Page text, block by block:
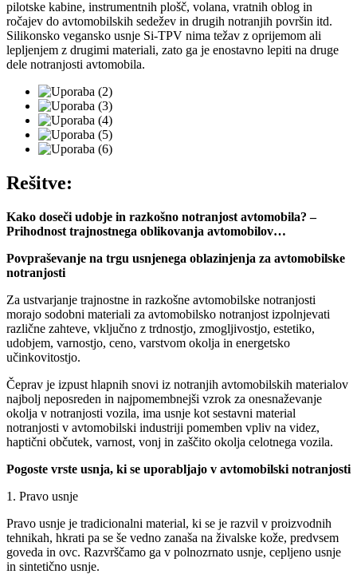
pilotske kabine, instrumentnih plošč, volana, vratnih oblog in
ročajev do avtomobilskih sedežev in drugih notranjih površin itd.
Silikonsko vegansko usnje Si-TPV nima težav z oprijemom ali
lepljenjem z drugimi materiali, zato ga je enostavno lepiti na druge
dele notranjosti avtomobila.
Rešitve:
Kako doseči udobje in razkošno notranjost avtomobila? –
Prihodnost trajnostnega oblikovanja avtomobilov…
Povpraševanje na trgu usnjenega oblazinjenja za avtomobilske
notranjosti
Za ustvarjanje trajnostne in razkošne avtomobilske notranjosti
morajo sodobni materiali za avtomobilsko notranjost izpolnjevati
različne zahteve, vključno z trdnostjo, zmogljivostjo, estetiko,
udobjem, varnostjo, ceno, varstvom okolja in energetsko
učinkovitostjo.
Čeprav je izpust hlapnih snovi iz notranjih avtomobilskih materialov
najbolj neposreden in najpomembnejši vzrok za onesnaževanje
okolja v notranjosti vozila, ima usnje kot sestavni material
notranjosti v avtomobilski industriji pomemben vpliv na videz,
haptični občutek, varnost, vonj in zaščito okolja celotnega vozila.
Pogoste vrste usnja, ki se uporabljajo v avtomobilski notranjosti
1. Pravo usnje
Pravo usnje je tradicionalni material, ki se je razvil v proizvodnih
tehnikah, hkrati pa se še vedno zanaša na živalske kože, predvsem
goveda in ovc. Razvrščamo ga v polnozrnato usnje, cepljeno usnje
in sintetično usnje.